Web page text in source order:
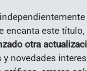
encanta este
otra
novedades